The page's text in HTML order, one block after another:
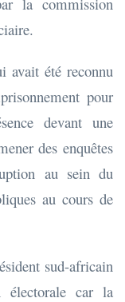
avait été reconnu
pour
devant une
des enquêtes
au sein du
au cours de
sud-africain
électorale car la